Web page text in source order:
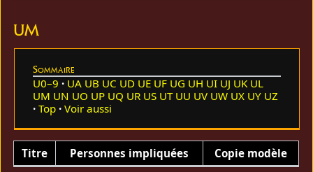
UM
Sommaire
U0–9 UA UB UC UD UE UF UG UH UI UJ UK UL
UM UN UO UP UQ UR US UT UU UV UW UX UY UZ
Top
Voir aussi
Titre Personnes impliquées Copie modèle